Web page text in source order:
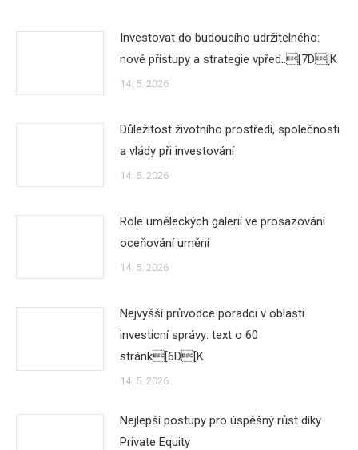
Investovat do budoucího udržitelného:
nové přístupy a strategie vpřed..[7D[K
14. 5. 2026
Důležitost životního prostředí, společnosti
a vlády při investování
14. 5. 2026
Role uměleckých galerií ve prosazování
oceňování umění
14. 5. 2026
Nejvyšší průvodce poradci v oblasti
investicní správy: text o 60
stránk[6D[K
14. 5. 2026
Nejlepší postupy pro úspěšný růst díky
Private Equity